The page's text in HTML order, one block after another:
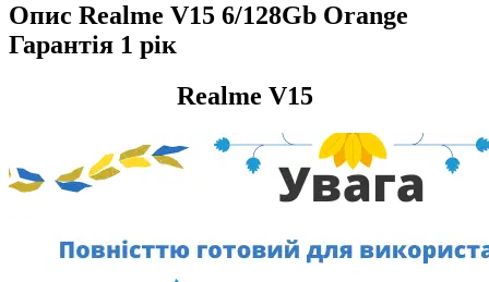
Опис Realme V15 6/128Gb Orange
Гарантія 1 рік
Realme V15